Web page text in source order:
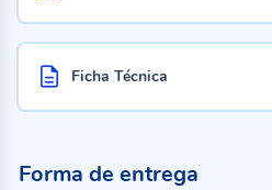
Ficha Técnica
Forma de entrega